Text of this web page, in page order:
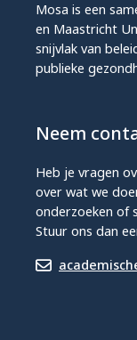
Mosa is een
en Maastricht
snijvlak van
publieke
Neem
Heb je vragen
over wat we
onderzoeken of
Stuur ons dan